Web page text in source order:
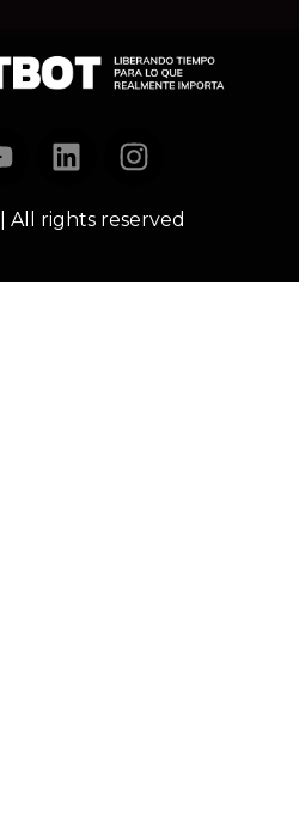
LinkedinInstagram
All rights reserved